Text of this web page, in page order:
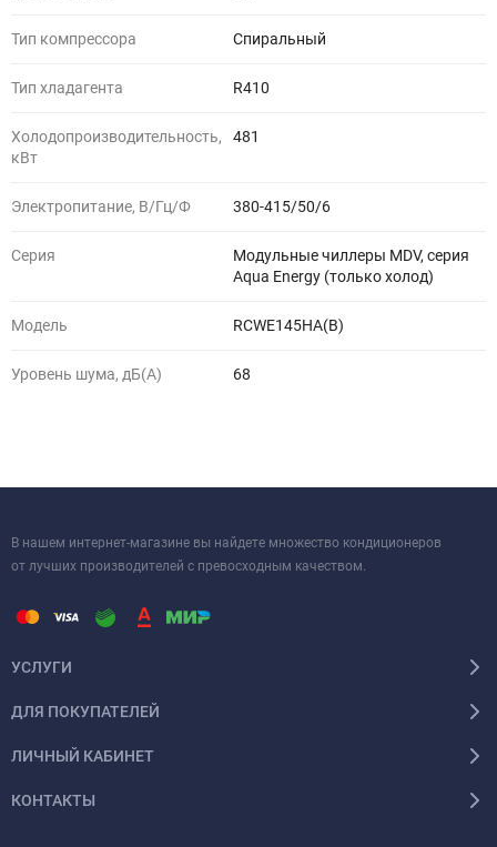
Тип компрессора Спиральный
Тип хладагента R410
Холодопроизводительность,
кВт
481
Электропитание, В/Гц/Ф 380-415/50/6
Серия
Модульные чиллеры MDV, серия
Aqua Energy (только холод)
Модель RCWE145HA(B)
Уровень шума, дБ(A) 68
В нашем интернет-магазине вы найдете множество кондиционеров
от лучших производителей с превосходным качеством.
УСЛУГИ
ДЛЯ ПОКУПАТЕЛЕЙ
ЛИЧНЫЙ КАБИНЕТ
КОНТАКТЫ